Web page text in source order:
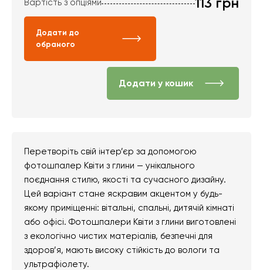
Вартість з опціями
Додати до
обраного
Додати у кошик
Перетворіть свій інтер’єр за допомогою
фотошпалер Квіти з глини — унікального
поєднання стилю, якості та сучасного дизайну.
Цей варіант стане яскравим акцентом у будь-
якому приміщенні: вітальні, спальні, дитячій кімнаті
або офісі. Фотошпалери Квіти з глини виготовлені
з екологічно чистих матеріалів, безпечні для
здоров’я, мають високу стійкість до вологи та
ультрафіолету.